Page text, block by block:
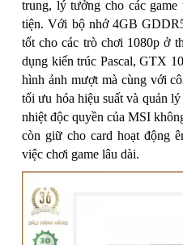
trung, lý tưởng cho các
tiện. Với bộ nhớ 4GB
tốt cho các trò chơi 1080p ở
dụng kiến trúc Pascal, GTX
hình ảnh mượt mà cùng với
tối ưu hóa hiệu suất và quản
nhiệt độc quyền của MSI
còn giữ cho card hoạt động
việc chơi game lâu dài.